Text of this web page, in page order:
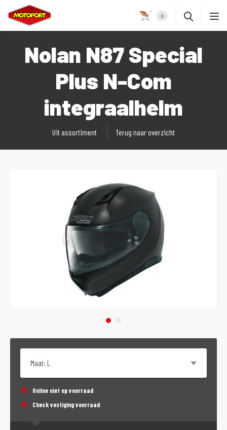
0
Nolan N87 Special
Plus N-Com
integraalhelm
Uit assortiment Terug naar overzicht
Online niet op voorraad
Check vestiging voorraad